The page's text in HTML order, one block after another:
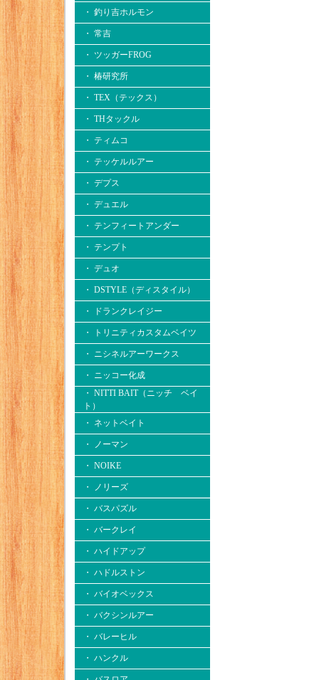
・ 釣り吉ホルモン
・ 常吉
・ ツッガーFROG
・ 椿研究所
・ TEX（テックス）
・ THタックル
・ ティムコ
・ テッケルルアー
・ デプス
・ デュエル
・ テンフィートアンダー
・ テンプト
・ デュオ
・ DSTYLE（ディスタイル）
・ ドランクレイジー
・ トリニティカスタムベイツ
・ ニシネルアーワークス
・ ニッコー化成
・ NITTI BAIT（ニッチ ベイ
ト）
・ ネットベイト
・ ノーマン
・ NOIKE
・ ノリーズ
・ バスパズル
・ バークレイ
・ ハイドアップ
・ ハドルストン
・ バイオベックス
・ バクシンルアー
・ バレーヒル
・ ハンクル